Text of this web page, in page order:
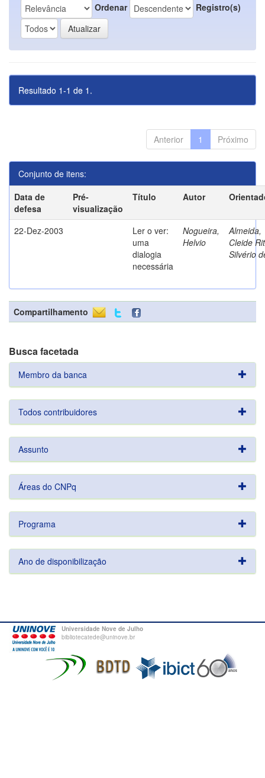
Ordenar Registro(s)
Resultado 1-1 de 1.
Anterior 1 Próximo
Conjunto de itens:
Data de
defesa
Pré-
visualização
Título Autor
22-Dez-2003
Ler o ver:
uma
dialogia
necessária
Nogueira,
Helvio
Almeida,
Cleide
Silvério
Compartilhamento
Busca facetada
Membro da banca
Todos contribuidores
Assunto
Áreas do CNPq
Programa
Ano de disponibilização
Universidade Nove de Julho
bibliotecatede@uninove.br